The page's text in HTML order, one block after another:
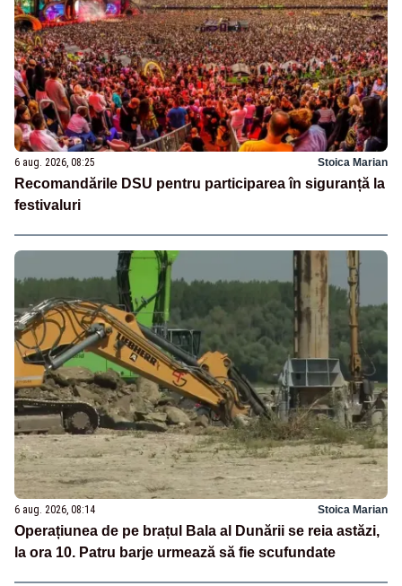
6 aug. 2026, 08:25 Stoica Marian
Recomandările DSU pentru participarea în siguranță la
festivaluri
6 aug. 2026, 08:14 Stoica Marian
Operațiunea de pe brațul Bala al Dunării se reia astăzi,
la ora 10. Patru barje urmează să fie scufundate